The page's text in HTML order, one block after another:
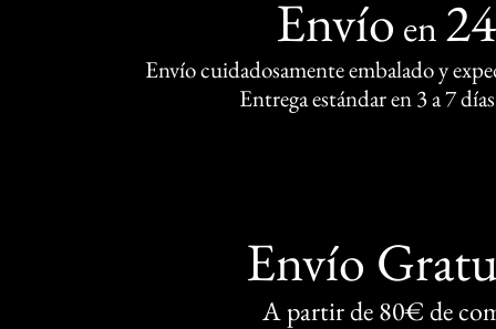
Envío en
Envío cuidadosamente embalado y
Entrega estándar en 3 a 7
Envío
A partir de 80€ de